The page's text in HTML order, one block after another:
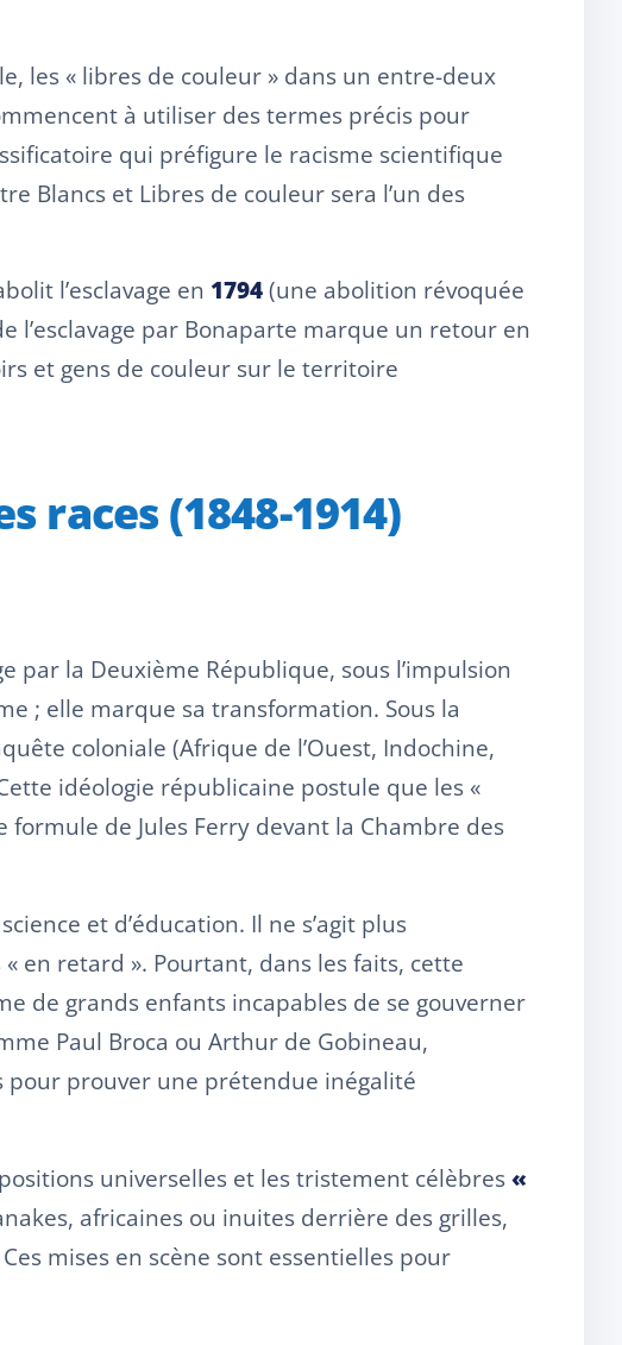
les « libres de couleur » dans un entre-deux
à utiliser des termes précis pour
qui préfigure le racisme scientifique
Blancs et Libres de couleur sera l’un des
l’esclavage en 1794 (une abolition révoquée
l’esclavage par Bonaparte marque un retour en
et gens de couleur sur le territoire
races (1848-1914)
par la Deuxième République, sous l’impulsion
; elle marque sa transformation. Sous la
coloniale (Afrique de l’Ouest, Indochine,
idéologie républicaine postule que les «
de Jules Ferry devant la Chambre des
et d’éducation. Il ne s’agit plus
en retard ». Pourtant, dans les faits, cette
de grands enfants incapables de se gouverner
Paul Broca ou Arthur de Gobineau,
prouver une prétendue inégalité
universelles et les tristement célèbres «
africaines ou inuites derrière des grilles,
mises en scène sont essentielles pour